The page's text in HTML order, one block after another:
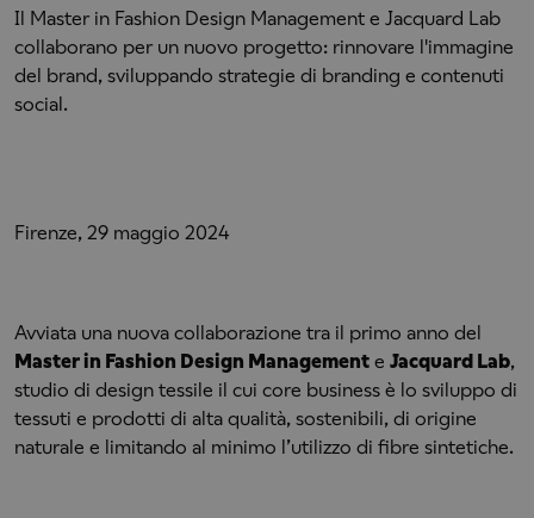
Il Master in Fashion Design Management e Jacquard Lab
collaborano per un nuovo progetto: rinnovare l'immagine
del brand, sviluppando strategie di branding e contenuti
social.
Firenze, 29 maggio 2024
Avviata una nuova collaborazione tra il primo anno del
Master in Fashion Design Management e Jacquard Lab,
studio di design tessile il cui core business è lo sviluppo di
tessuti e prodotti di alta qualità, sostenibili, di origine
naturale e limitando al minimo l’utilizzo di fibre sintetiche.